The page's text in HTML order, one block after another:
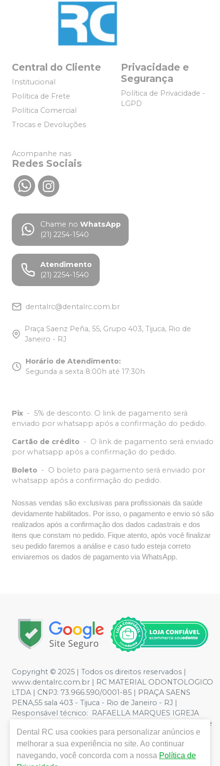
Central do Cliente
Institucional
Política de Frete
Política Comercial
Trocas e Devoluções
Privacidade e
Segurança
Política de Privacidade -
LGPD
Acompanhe nas
Redes Sociais
Chame no WhatsApp
(21) 2254-1540
Atendimento
(21) 2254-1540
dentalrc@dentalrc.com.br
Praça Saenz Peña, 55, Grupo 403, Tijuca, Rio de
Janeiro - RJ
Horário de Atendimento:
Segunda a sexta 8:00h até 17:30h
Pix - 5% de desconto. O link de pagamento será
enviado por whatsapp após a confirmação do pedido.
Cartão de crédito - O link de pagamento será enviado
por whatsapp após a confirmação do pedido.
Boleto - O boleto para pagamento será enviado por
whatsapp após a confirmação do pedido.
Nossas vendas são exclusivas para profissionais da saúde
devidamente habilitados. Por isso, o pagamento e envio só são
realizados após a confirmação dos dados cadastrais e dos
itens que constam no pedido. Fique atento, após você finalizar
seu pedido faremos a análise e caso tudo esteja correto
enviaremos os dados de pagamento via WhatsApp.
Copyright © 2025 | Todos os direitos reservados |
www.dentalrc.com.br | RC MATERIAL ODONTOLOGICO
LTDA | CNPJ: 73.966.590/0001-85 | PRAÇA SAENS
PENA,55 sala 403 - Tijuca - Rio de Janeiro - RJ |
Responsável técnico: RAFAELLA MARQUES IGREJA
DOS SANTOS CRO/RJ nº 55115 | Política de Privacidade e
Segurança - Fotos meramente ilustrativas - Os preços e
condições da loja virtual estão sujeitos a alterações. Em
caso de divergência de preços no site, o valor válido é o
Dental RC usa cookies para personalizar anúncios e
melhorar a sua experiência no site. Ao continuar
navegando, você concorda com a nossa Política de